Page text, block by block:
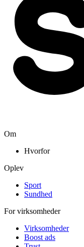
Om
Hvorfor
Oplev
Sport
Sundhed
For virksomheder
Virksomheder
Boost ads